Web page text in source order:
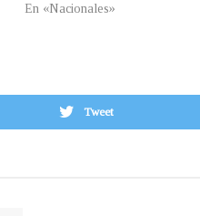
En «Nacionales»
Tweet